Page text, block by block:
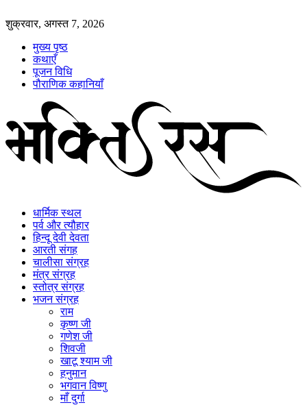
शुक्रवार, अगस्त 7, 2026
मुख्य पृष्ठ
कथाएँ
पूजन विधि
पौराणिक कहानियाँ
धार्मिक स्थल
पर्व और त्यौहार
हिन्दू देवी देवता
आरती संगह
चालीसा संग्रह
मंत्र संग्रह
स्तोत्र संग्रह
भजन संग्रह
राम
कृष्ण जी
गणेश जी
शिवजी
खाटू श्याम जी
हनुमान
भगवान विष्णु
माँ दुर्गा